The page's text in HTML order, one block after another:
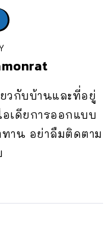
วกับบ้านและที่อยู่
เดียการออกแบบ
ทาน อย่าลืมติดตาม